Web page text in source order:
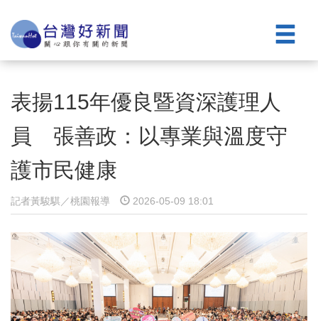
表揚115年優良暨資深護理人
員 張善政：以專業與溫度守
護市民健康
記者黃駿騏／桃園報導 2026-05-09 18:01